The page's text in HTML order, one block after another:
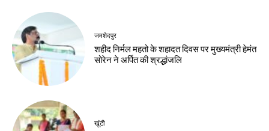
जमशेदपुर
शहीद निर्मल महतो के शहादत दिवस पर मुख्यमंत्री हेमंत
सोरेन ने अर्पित की श्रद्धांजलि
खूंटी